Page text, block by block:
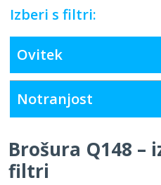
Izberi s filtri:
Ovitek
Notranjost
Brošura Q148 –
filtri